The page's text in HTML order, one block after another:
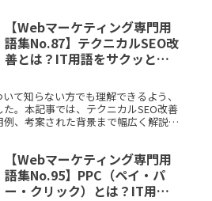
【Webマーケティング専門用
語集No.87】テクニカルSEO改
善とは？IT用語をサクッと解
て知らない方でも理解できるよう、
。本記事では、テクニカルSEO改善
、考案された背景まで幅広く解説し
【Webマーケティング専門用
語集No.95】PPC（ペイ・パ
ー・クリック）とは？IT用語